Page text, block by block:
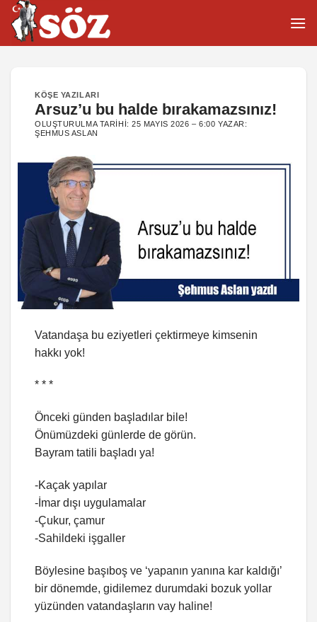
İçeriğe
atla
KÖŞE YAZILARI
Arsuz’u bu halde bırakamazsınız!
OLUŞTURULMA TARIHI:25 MAYIS 2026 – 6:00 YAZAR:
ŞEHMUS ASLAN
Vatandaşa bu eziyetleri çektirmeye kimsenin
hakkı yok!
* * *
Önceki günden başladılar bile!
Önümüzdeki günlerde de görün.
Bayram tatili başladı ya!
-Kaçak yapılar
-İmar dışı uygulamalar
-Çukur, çamur
-Sahildeki işgaller
Böylesine başıboş ve ‘yapanın yanına kar kaldığı’
bir dönemde, gidilemez durumdaki bozuk yollar
yüzünden vatandaşların vay haline!